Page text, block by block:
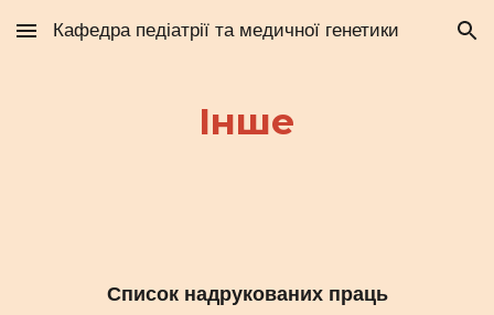
Skip to main content Skip to navigation
Кафедра педіатрії та медичної генетики
Інше
Список надрукованих праць